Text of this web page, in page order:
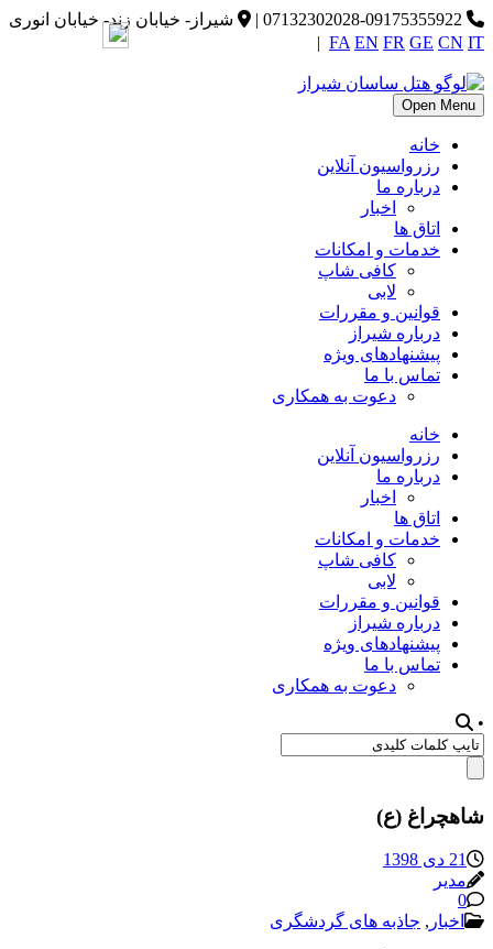
|
شیراز- خیابان زند- خیابان انوری
FA EN FR GE CN IT
|
Open Menu
خانه
رزرواسیون آنلاین
درباره ما
اخبار
اتاق ها
خدمات و امکانات
کافی شاپ
لابی
قوانین و مقررات
درباره شیراز
پیشنهادهای ویژه
تماس با ما
دعوت به همکاری
خانه
رزرواسیون آنلاین
درباره ما
اخبار
اتاق ها
خدمات و امکانات
کافی شاپ
لابی
قوانین و مقررات
درباره شیراز
پیشنهادهای ویژه
تماس با ما
دعوت به همکاری
•
شاهچراغ (ع)
21 دی 1398
مدیر
0
اخبار , جاذبه های گردشگری